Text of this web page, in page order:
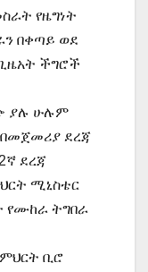
የዜግነት
በቀጣይ ወደ
ችግሮች
ያሉ ሁሉም
ደረጃ
ደረጃ
ሚኒስቴር
የሙከራ ትግበራ
ቢሮ